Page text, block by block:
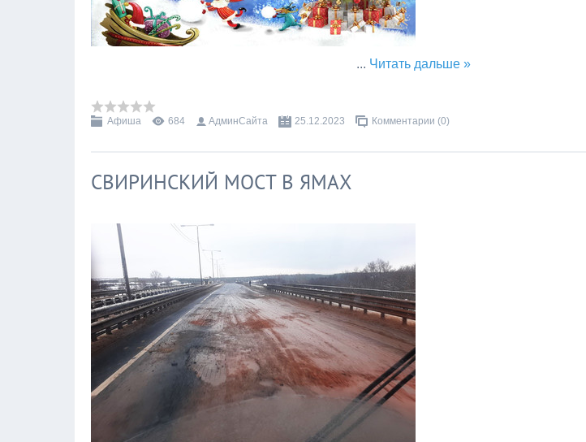
... Читать дальше »
Афиша 684 АдминСайта 25.12.2023 Комментарии (0)
СВИРИНСКИЙ МОСТ В ЯМАХ